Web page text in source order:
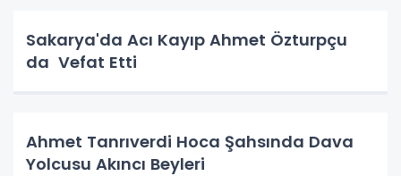
Sakarya'da Acı Kayıp Ahmet Özturpçu
da Vefat Etti
Ahmet Tanrıverdi Hoca Şahsında Dava
Yolcusu Akıncı Beyleri